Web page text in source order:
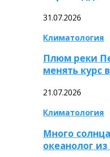
31.07.2026
Климатология
Плюм реки
менять курс
21.07.2026
Климатология
Много
океанолог